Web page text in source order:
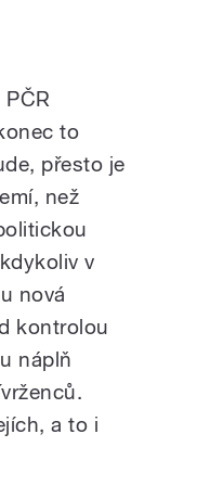
to
přesto je
než
v
nová
kontrolou
náplň
a to i